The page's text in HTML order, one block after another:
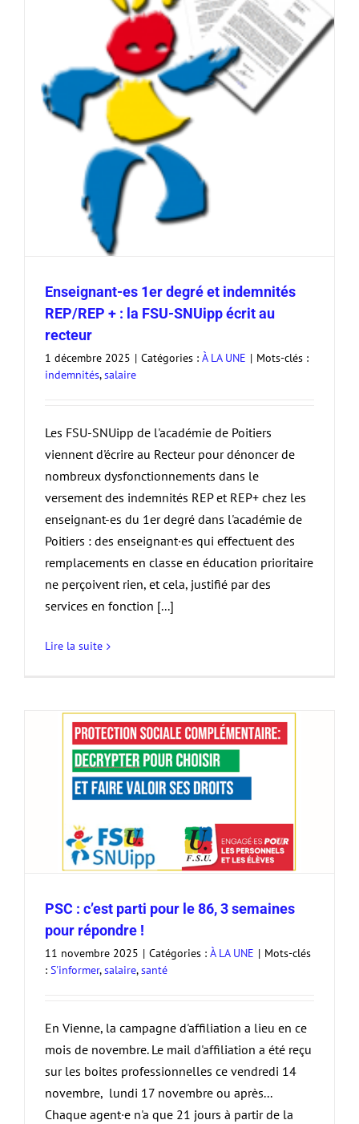
Enseignant-es 1er degré et indemnités
REP/REP + : la FSU-SNUipp écrit au
recteur
1 décembre 2025 | Catégories : À LA UNE | Mots-clés :
indemnités,salaire
Les FSU-SNUipp de l'académie de Poitiers
viennent d'écrire au Recteur pour dénoncer de
nombreux dysfonctionnements dans le
versement des indemnités REP et REP+ chez les
enseignant-es du 1er degré dans l'académie de
Poitiers : des enseignant·es qui effectuent des
remplacements en classe en éducation prioritaire
ne perçoivent rien, et cela, justifié par des
services en fonction [...]
Lire la suite
PSC : c’est parti pour le 86, 3 semaines
pour répondre !
11 novembre 2025 | Catégories : À LA UNE | Mots-clés
: S'informer,salaire,santé
En Vienne, la campagne d'affiliation a lieu en ce
mois de novembre. Le mail d'affiliation a été reçu
sur les boites professionnelles ce vendredi 14
novembre, lundi 17 novembre ou après...
Chaque agent·e n'a que 21 jours à partir de la